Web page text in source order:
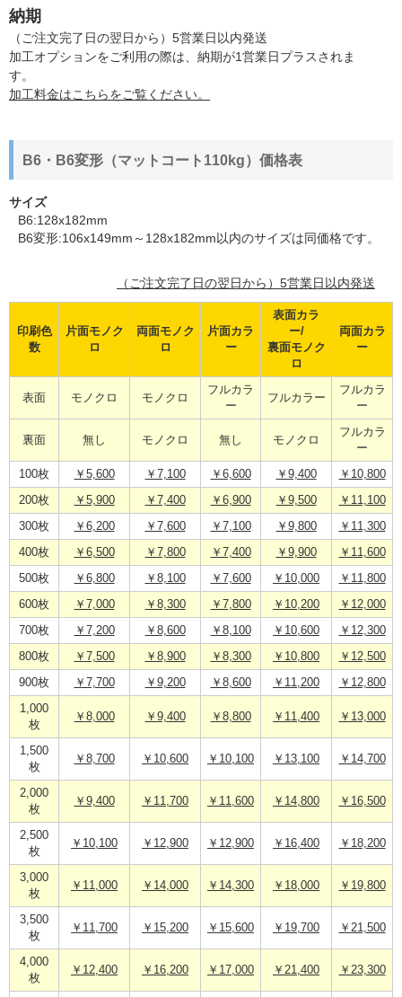
納期
（ご注文完了日の翌日から）5営業日以内発送
加工オプションをご利用の際は、納期が1営業日プラスされま
す。
加工料金はこちらをご覧ください。
B6・B6変形（マットコート110kg）価格表
サイズ
B6:128x182mm
B6変形:106x149mm～128x182mm以内のサイズは同価格です。
（ご注文完了日の翌日から）5営業日以内発送
印刷色
数
片面モノク
ロ
両面モノク
ロ
片面カラ
ー
表面カラ
ー/
裏面モノク
ロ
両面カラ
ー
表面 モノクロ モノクロ
フルカラ
ー
フルカラー
フルカラ
ー
裏面 無し モノクロ 無し モノクロ
フルカラ
ー
100枚 ￥5,600 ￥7,100 ￥6,600 ￥9,400 ￥10,800
200枚 ￥5,900 ￥7,400 ￥6,900 ￥9,500 ￥11,100
300枚 ￥6,200 ￥7,600 ￥7,100 ￥9,800 ￥11,300
400枚 ￥6,500 ￥7,800 ￥7,400 ￥9,900 ￥11,600
500枚 ￥6,800 ￥8,100 ￥7,600 ￥10,000 ￥11,800
600枚 ￥7,000 ￥8,300 ￥7,800 ￥10,200 ￥12,000
700枚 ￥7,200 ￥8,600 ￥8,100 ￥10,600 ￥12,300
800枚 ￥7,500 ￥8,900 ￥8,300 ￥10,800 ￥12,500
900枚 ￥7,700 ￥9,200 ￥8,600 ￥11,200 ￥12,800
1,000
枚
￥8,000 ￥9,400 ￥8,800 ￥11,400 ￥13,000
1,500
枚
￥8,700 ￥10,600 ￥10,100 ￥13,100 ￥14,700
2,000
枚
￥9,400 ￥11,700 ￥11,600 ￥14,800 ￥16,500
2,500
枚
￥10,100 ￥12,900 ￥12,900 ￥16,400 ￥18,200
3,000
枚
￥11,000 ￥14,000 ￥14,300 ￥18,000 ￥19,800
3,500
枚
￥11,700 ￥15,200 ￥15,600 ￥19,700 ￥21,500
4,000
枚
￥12,400 ￥16,200 ￥17,000 ￥21,400 ￥23,300